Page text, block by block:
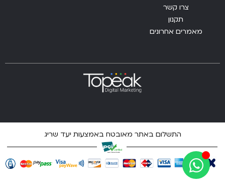
צרו קשר
תקנון
מאמרים אחרונים
התשלום באתר מאובטח באמצעות יעד שריג